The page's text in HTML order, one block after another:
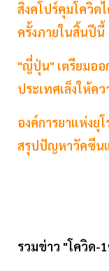
สิงคโปร์คุมโควิด
ครั้งภายในสิ้นปีนี้
"ญี่ปุ่น" เตรียมอ
ประเทศเล็งให้ค
องค์การยาแห่งยุ
สรุปปัญหาวัคซีน
รวมข่าว "โควิด-